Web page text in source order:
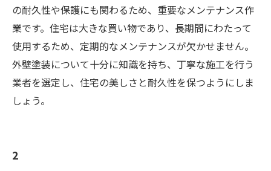
の耐久性や保護にも関わるため、重要なメンテナンス作
業です。住宅は大きな買い物であり、長期間にわたって
使用するため、定期的なメンテナンスが欠かせません。
外壁塗装について十分に知識を持ち、丁寧な施工を行う
業者を選定し、住宅の美しさと耐久性を保つようにしま
しょう。
2